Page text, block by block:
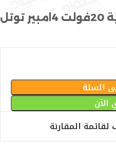
توتل
السلة
الآن
المقارنة